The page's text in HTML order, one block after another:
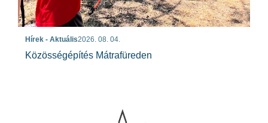
Hírek - Aktuális2026. 08. 04.
Közösségépítés Mátrafüreden